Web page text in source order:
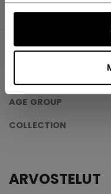
TUOTEKUVAT
TEKNISET
AGE GROUP
COLLECTION
ARVOSTELUT